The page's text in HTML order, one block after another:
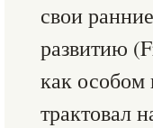
свои
развитию
как особом
трактовал